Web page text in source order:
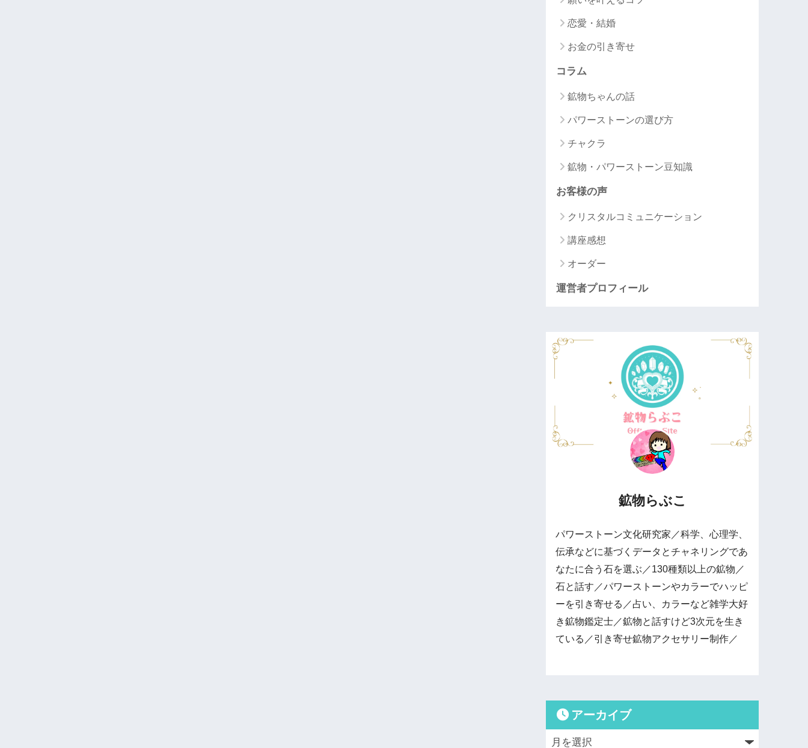
恋愛・結婚
お金の引き寄せ
コラム
鉱物ちゃんの話
パワーストーンの選び方
チャクラ
鉱物・パワーストーン豆知識
お客様の声
クリスタルコミュニケーション
講座感想
オーダー
運営者プロフィール
鉱物らぶこ
パワーストーン文化研究家／科学、心理学、
伝承などに基づくデータとチャネリングであ
なたに合う石を選ぶ／130種類以上の鉱物／
石と話す／パワーストーンやカラーでハッピ
ーを引き寄せる／占い、カラーなど雑学大好
き鉱物鑑定士／鉱物と話すけど3次元を生き
ている／引き寄せ鉱物アクセサリー制作／
アーカイブ